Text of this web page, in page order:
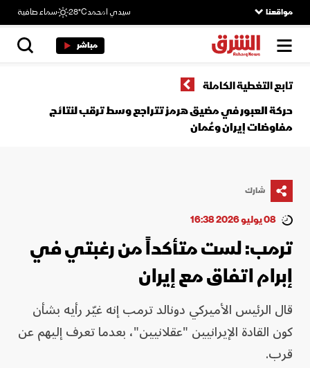
مواقعنا سيدي امحمد28°C سماء صافية
مباشر
تابع التغطية الكاملة
حركة العبور في مضيق هرمز تتراجع وسط ترقب لنتائج
مفاوضات إيران وعُمان
شارك
08 يوليو 2026 16:38
ترمب: لست متأكداً من رغبتي في
إبرام اتفاق مع إيران
قال الرئيس الأميركي دونالد ترمب إنه غيّر رأيه بشأن
كون القادة الإيرانيين "عقلانيين"، بعدما تعرف إليهم عن
قرب.